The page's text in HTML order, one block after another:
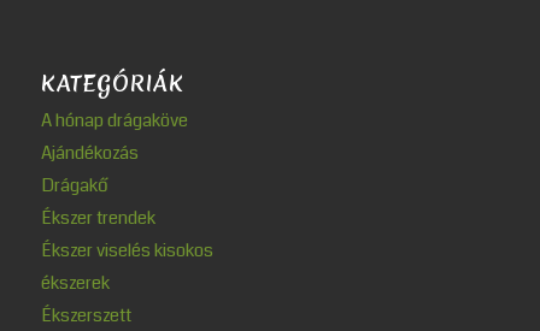
KATEGÓRIÁK
A hónap drágaköve
Ajándékozás
Drágakő
Ékszer trendek
Ékszer viselés kisokos
ékszerek
Ékszerszett